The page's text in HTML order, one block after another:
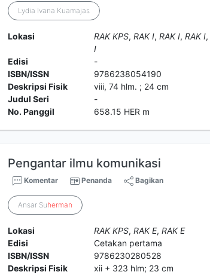
Lydia Ivana Kuamajas
Lokasi RAK KPS, RAK I, RAK I, RAK I,
I
Edisi
-
ISBN/ISSN
9786238054190
Deskripsi Fisik
viii, 74 hlm. ; 24 cm
Judul Seri
-
No. Panggil
658.15 HER m
Pengantar ilmu komunikasi
Komentar Penanda Bagikan
Ansar Suherman
Lokasi RAK KPS, RAK E, RAK E
Edisi
Cetakan pertama
ISBN/ISSN
9786230280528
Deskripsi Fisik
xii + 323 hlm; 23 cm